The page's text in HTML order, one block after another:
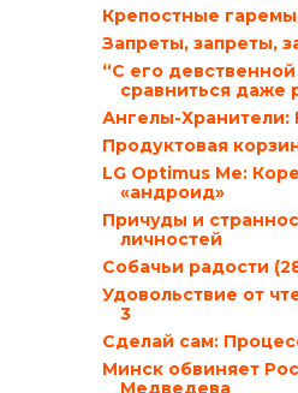
Крепостные
Запреты, запреты,
“С его
сравниться даже
Ангелы-Хранители:
Продуктовая
LG Optimus Me:
«андроид»
Причуды и
личностей
Собачьи радости
Удовольствие от
3
Сделай сам:
Минск обвиняет
Медведева